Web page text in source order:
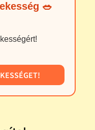
🥗